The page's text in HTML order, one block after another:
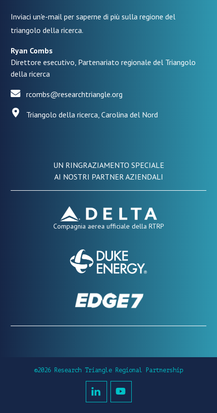
Inviaci un'e-mail per saperne di più sulla regione del
triangolo della ricerca.
Ryan Combs
Direttore esecutivo, Partenariato regionale del Triangolo
della ricerca
rcombs@researchtriangle.org
Triangolo della ricerca, Carolina del Nord
UN RINGRAZIAMENTO SPECIALE
AI NOSTRI PARTNER AZIENDALI
Compagnia aerea ufficiale della RTRP
©2026 Research Triangle Regional Partnership